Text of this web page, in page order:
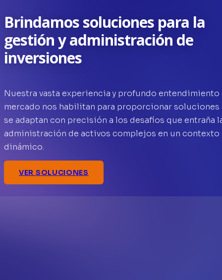
Brindamos soluciones para la
gestión y administración de
inversiones
Nuestra vasta experiencia y profundo entendimiento
mercado nos habilitan para proporcionar soluciones
se adaptan con precisión a los desafíos que entraña
administración de activos complejos en un contexto
dinámico.
VER SOLUCIONES